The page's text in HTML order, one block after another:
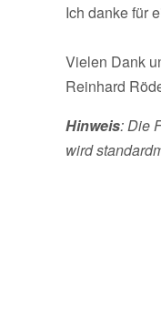
Ich danke für
Vielen Dank
Reinhard
Hinweis: Die
wird